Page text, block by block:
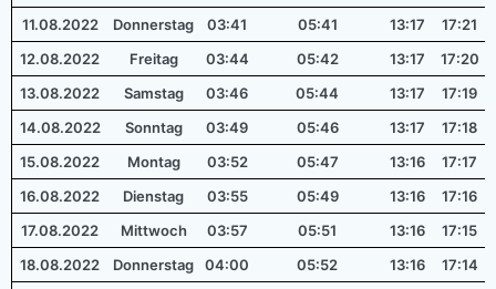
11.08.2022
Donnerstag 03:41 05:41 13:17
17:21
12.08.2022
Freitag 03:44 05:42 13:17
17:20
13.08.2022
Samstag 03:46 05:44 13:17
17:19
14.08.2022
Sonntag 03:49 05:46 13:17
17:18
15.08.2022
Montag 03:52 05:47 13:16
17:17
16.08.2022
Dienstag 03:55 05:49 13:16
17:16
17.08.2022
Mittwoch 03:57 05:51 13:16
17:15
18.08.2022
Donnerstag 04:00 05:52 13:16
17:14